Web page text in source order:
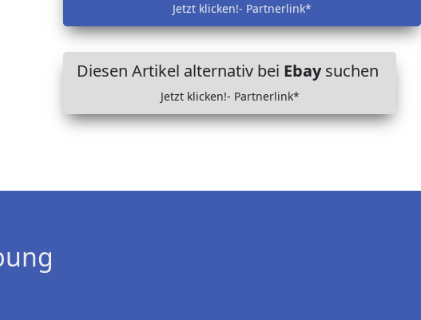
Jetzt klicken!- Partnerlink*
Diesen Artikel alternativ bei Ebaysuchen
Jetzt klicken!- Partnerlink*